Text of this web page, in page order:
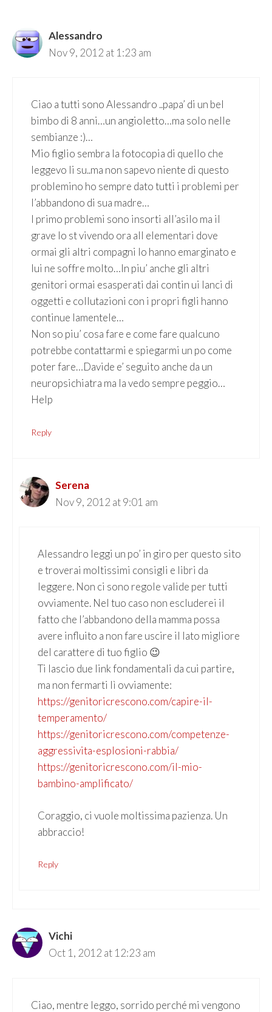
Alessandro
Nov 9, 2012 at 1:23 am
Ciao a tutti sono Alessandro ..papa’ di un bel
bimbo di 8 anni…un angioletto…ma solo nelle
sembianze :)…
Mio figlio sembra la fotocopia di quello che
leggevo li su..ma non sapevo niente di questo
problemino ho sempre dato tutti i problemi per
l’abbandono di sua madre…
I primo problemi sono insorti all’asilo ma il
grave lo st vivendo ora all elementari dove
ormai gli altri compagni lo hanno emarginato e
lui ne soffre molto…In piu’ anche gli altri
genitori ormai esasperati dai contin ui lanci di
oggetti e collutazioni con i propri figli hanno
continue lamentele…
Non so piu’ cosa fare e come fare qualcuno
potrebbe contattarmi e spiegarmi un po come
poter fare…Davide e’ seguito anche da un
neuropsichiatra ma la vedo sempre peggio…
Help
Reply
Serena
Nov 9, 2012 at 9:01 am
Alessandro leggi un po’ in giro per questo sito
e troverai moltissimi consigli e libri da
leggere. Non ci sono regole valide per tutti
ovviamente. Nel tuo caso non escluderei il
fatto che l’abbandono della mamma possa
avere influito a non fare uscire il lato migliore
del carattere di tuo figlio 😉
Ti lascio due link fondamentali da cui partire,
ma non fermarti lì ovviamente:
https://genitoricrescono.com/capire-il-
temperamento/
https://genitoricrescono.com/competenze-
aggressivita-esplosioni-rabbia/
https://genitoricrescono.com/il-mio-
bambino-amplificato/
Coraggio, ci vuole moltissima pazienza. Un
abbraccio!
Reply
Vichi
Oct 1, 2012 at 12:23 am
Ciao, mentre leggo, sorrido perché mi vengono